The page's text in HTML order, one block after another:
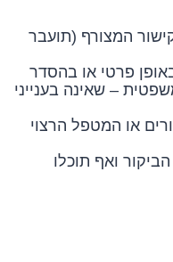
המצורף (תועבר
פרטי או בהסדר
– שאינה בענייני
או המטפל הרצוי
ואף תוכלו